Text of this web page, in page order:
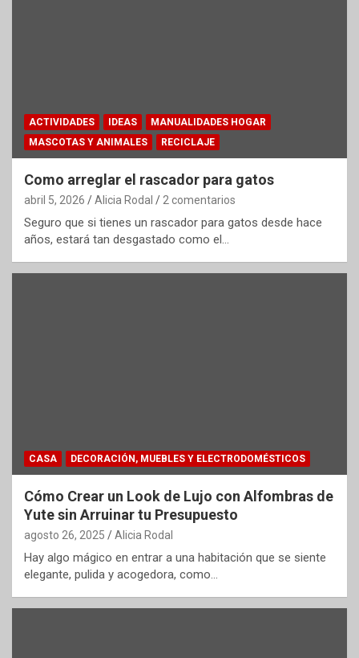
ACTIVIDADES IDEAS
MANUALIDADES HOGAR
MASCOTAS Y ANIMALES
RECICLAJE
Como arreglar el rascador para gatos
abril 5, 2026 Alicia Rodal 2 comentarios
Seguro que si tienes un rascador para gatos desde hace
años, estará tan desgastado como el…
CASA DECORACIÓN, MUEBLES Y ELECTRODOMÉSTICOS
Cómo Crear un Look de Lujo con Alfombras de
Yute sin Arruinar tu Presupuesto
agosto 26, 2025 Alicia Rodal
Hay algo mágico en entrar a una habitación que se siente
elegante, pulida y acogedora, como…